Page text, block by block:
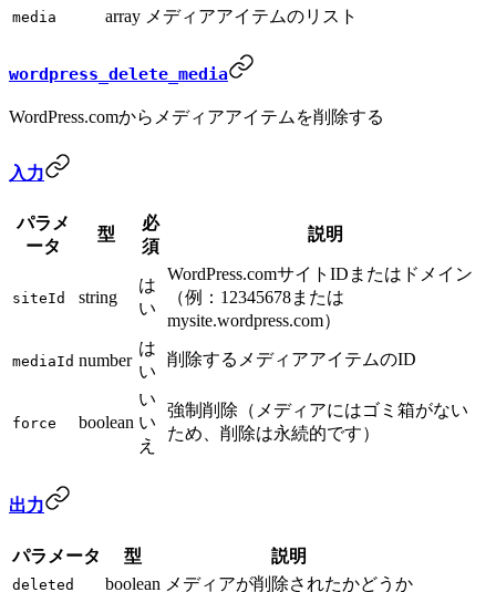
media array メディアアイテムのリスト
wordpress_delete_media
WordPress.comからメディアアイテムを削除する
入力
パラメ
ータ
型
必
須
説明
siteId string
は
い
WordPress.comサイトIDまたはドメイン
（例：12345678または
mysite.wordpress.com）
mediaId number
は
い
削除するメディアアイテムのID
force boolean
い
い
え
強制削除（メディアにはゴミ箱がない
ため、削除は永続的です）
出力
パラメータ 型 説明
deleted boolean メディアが削除されたかどうか